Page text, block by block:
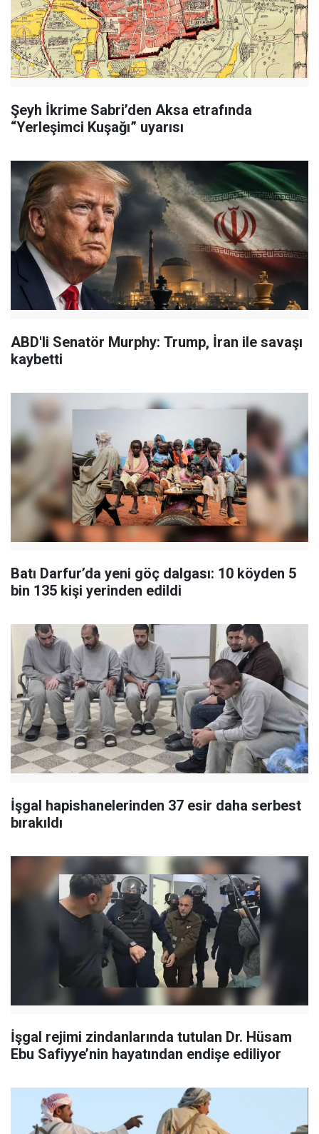
Şeyh İkrime Sabri’den Aksa etrafında
“Yerleşimci Kuşağı” uyarısı
ABD'li Senatör Murphy: Trump, İran ile savaşı
kaybetti
Batı Darfur’da yeni göç dalgası: 10 köyden 5
bin 135 kişi yerinden edildi
İşgal hapishanelerinden 37 esir daha serbest
bırakıldı
İşgal rejimi zindanlarında tutulan Dr. Hüsam
Ebu Safiyye’nin hayatından endişe ediliyor